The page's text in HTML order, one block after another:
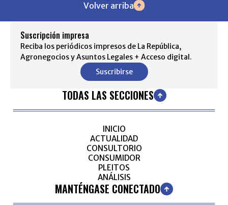
Volver arriba
Suscripción impresa
Reciba los periódicos impresos de La República,
Agronegocios y Asuntos Legales + Acceso digital.
Suscribirse
TODAS LAS SECCIONES
INICIO
ACTUALIDAD
CONSULTORIO
CONSUMIDOR
PLEITOS
ANÁLISIS
MANTÉNGASE CONECTADO